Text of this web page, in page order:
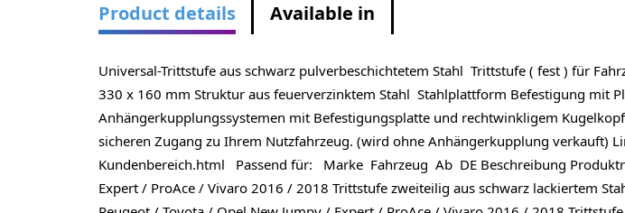
Product details Available in
Universal-Trittstufe aus schwarz pulverbeschichtetem Stahl Trittstufe ( fest ) für
330 x 160 mm Struktur aus feuerverzinktem Stahl Stahlplattform Befestigung mit
Anhängerkupplungssystemen mit Befestigungsplatte und rechtwinkligem
sicheren Zugang zu Ihrem Nutzfahrzeug. (wird ohne Anhängerkupplung verkauft)
Kundenbereich.html Passend für: Marke Fahrzeug Ab DE Beschreibung
Expert / ProAce / Vivaro 2016 / 2018 Trittstufe zweiteilig aus schwarz lackiertem